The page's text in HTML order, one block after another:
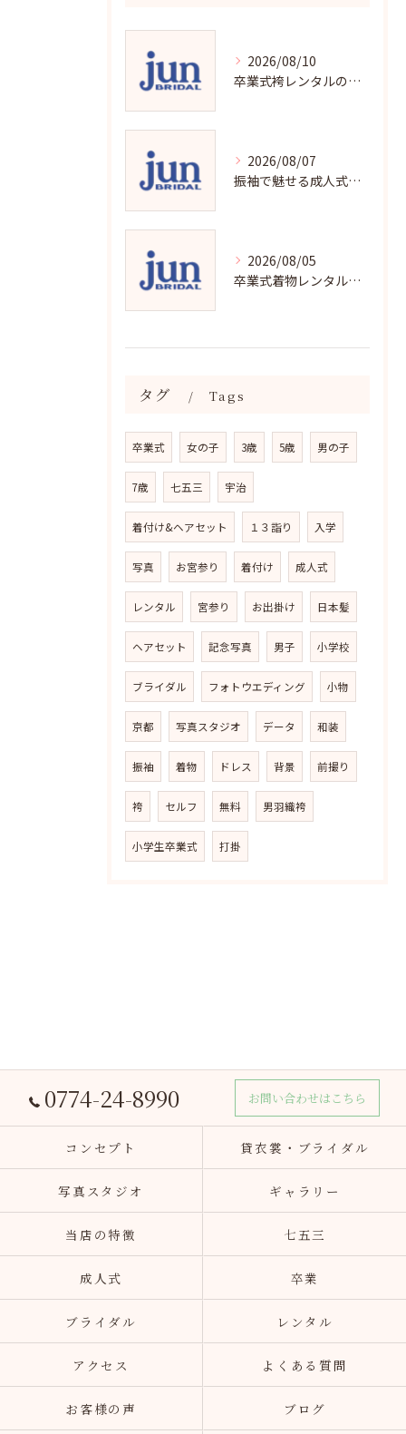
2026/08/10
卒業式袴レンタルの賢い選び方と魅力解説
2026/08/07
振袖で魅せる成人式写真の魅力と撮影ポイント
2026/08/05
卒業式着物レンタルの選び方と魅力
タグ Tags
卒業式 女の子 3歳 5歳 男の子
7歳 七五三 宇治
着付け&ヘアセット １３詣り 入学
写真 お宮参り 着付け 成人式
レンタル 宮参り お出掛け 日本髪
ヘアセット 記念写真 男子 小学校
ブライダル フォトウエディング 小物
京都 写真スタジオ データ 和装
振袖 着物 ドレス 背景 前撮り
袴 セルフ 無料 男羽織袴
小学生卒業式 打掛
0774-24-8990 お問い合わせはこちら
コンセプト 貸衣裳・ブライダル
写真スタジオ ギャラリー
当店の特徴 七五三
成人式 卒業
ブライダル レンタル
アクセス よくある質問
お客様の声 ブログ